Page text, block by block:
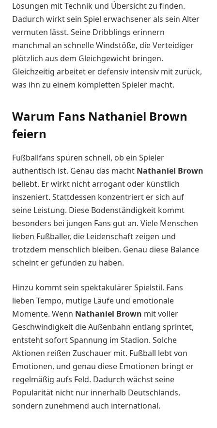
Lösungen mit Technik und Übersicht zu finden.
Dadurch wirkt sein Spiel erwachsener als sein Alter
vermuten lässt. Seine Dribblings erinnern
manchmal an schnelle Windstöße, die Verteidiger
plötzlich aus dem Gleichgewicht bringen.
Gleichzeitig arbeitet er defensiv intensiv mit zurück,
was ihn zu einem kompletten Spieler macht.
Warum Fans Nathaniel Brown
feiern
Fußballfans spüren schnell, ob ein Spieler
authentisch ist. Genau das macht Nathaniel Brown
beliebt. Er wirkt nicht arrogant oder künstlich
inszeniert. Stattdessen konzentriert er sich auf
seine Leistung. Diese Bodenständigkeit kommt
besonders bei jungen Fans gut an. Viele Menschen
lieben Fußballer, die Leidenschaft zeigen und
trotzdem menschlich bleiben. Genau diese Balance
scheint er gefunden zu haben.
Hinzu kommt sein spektakulärer Spielstil. Fans
lieben Tempo, mutige Läufe und emotionale
Momente. Wenn Nathaniel Brown mit voller
Geschwindigkeit die Außenbahn entlang sprintet,
entsteht sofort Spannung im Stadion. Solche
Aktionen reißen Zuschauer mit. Fußball lebt von
Emotionen, und genau diese Emotionen bringt er
regelmäßig aufs Feld. Dadurch wächst seine
Popularität nicht nur innerhalb Deutschlands,
sondern zunehmend auch international.